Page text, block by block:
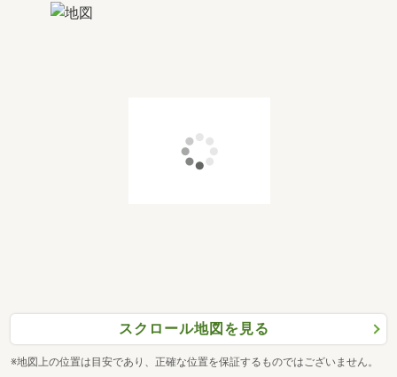
スクロール地図を見る
※地図上の位置は目安であり、正確な位置を保証するものではございません。